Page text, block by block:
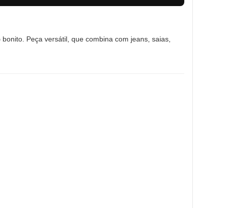
Peça versátil, que combina com jeans, saias,